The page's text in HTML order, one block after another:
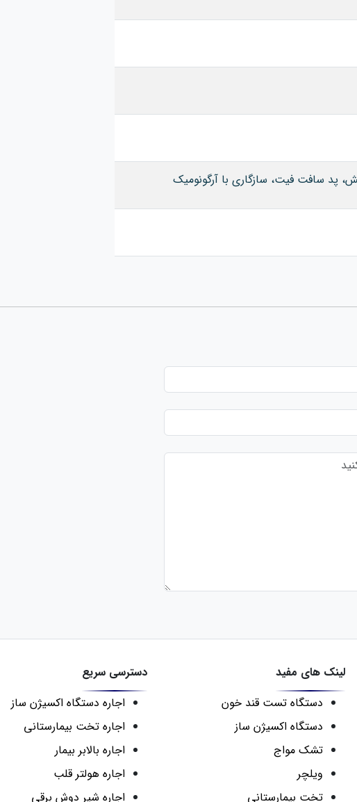
لینک های مفید
دستگاه تست قند خون
دستگاه اکسیژن ساز
تشک مواج
ویلچر
تخت بیمارستانی
دسترسی سریع
اجاره دستگاه اکسیژن ساز
اجاره تخت بیمارستانی
اجاره بالابر بیمار
اجاره هولتر قلب
اجاره شیر دوش برقی